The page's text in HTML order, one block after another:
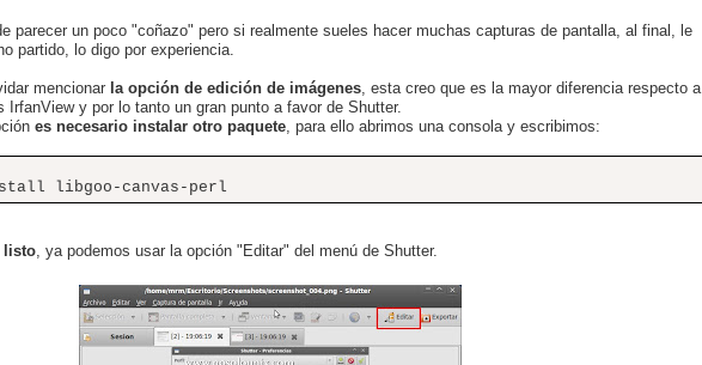
parecer un poco "coñazo" pero si realmente sueles hacer muchas capturas de pantalla, al final, le
partido, lo digo por experiencia.
mencionar la opción de edición de imágenes , esta creo que es la mayor diferencia respecto a
IrfanView y por lo tanto un gran punto a favor de Shutter.
es necesario instalar otro paquete , para ello abrimos una consola y escribimos:
libgoo-canvas-perl
listo , ya podemos usar la opción "Editar" del menú de Shutter.